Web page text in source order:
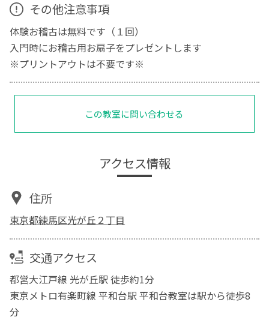
その他注意事項
体験お稽古は無料です（１回）
入門時にお稽古用お扇子をプレゼントします
※プリントアウトは不要です※
この教室に問い合わせる
アクセス情報
住所
東京都練馬区光が丘２丁目
交通アクセス
都営大江戸線 光が丘駅 徒歩約1分
東京メトロ有楽町線 平和台駅 平和台教室は駅から徒歩8
分